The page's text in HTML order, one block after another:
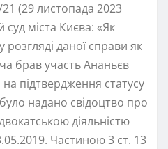
(29 листопада 2023
міста Києва: «Як
даної справи як
брав участь Ананьєв
підтвердження статусу
надано свідоцтво про
діяльністю
Частиною 3 ст. 13